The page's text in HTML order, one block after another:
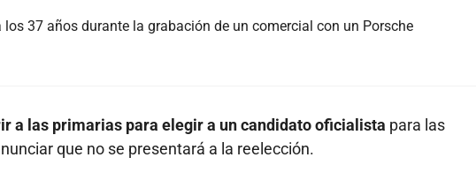
los 37 años durante la grabación de un comercial con un Porsche
a las primarias para elegir a un candidato oficialista para las
que no se presentará a la reelección.